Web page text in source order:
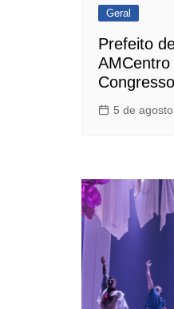
Geral
Prefeito
AMCentro
5 de